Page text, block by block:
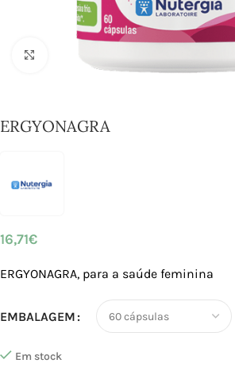
ERGYONAGRA
16,71€
ERGYONAGRA, para a saúde feminina
EMBALAGEM
Em stock